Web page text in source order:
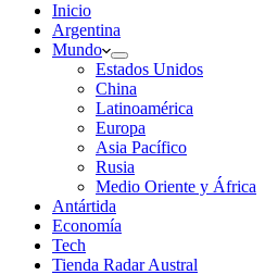
Inicio
Argentina
Mundo
Estados Unidos
China
Latinoamérica
Europa
Asia Pacífico
Rusia
Medio Oriente y África
Antártida
Economía
Tech
Tienda Radar Austral